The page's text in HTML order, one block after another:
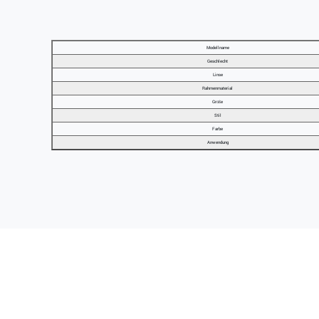
Modellname
Geschlecht
Linse
Rahmenmaterial
Größe
Stil
Farbe
Anwendung